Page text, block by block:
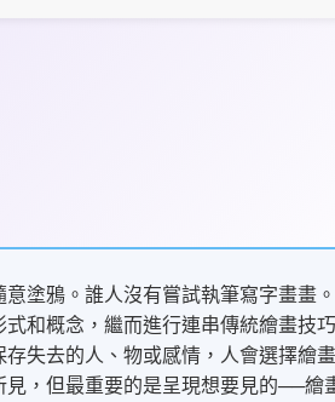
意塗鴉。誰人沒有嘗試執筆寫字畫畫
式和概念，繼而進行連串傳統繪畫技
存失去的人、物或感情，人會選擇繪
見，但最重要的是呈現想要見的──繪